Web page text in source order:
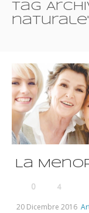
Tag
La
0
4
20 Dicembre 2016